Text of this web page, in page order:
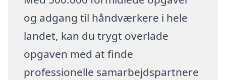
og adgang til håndværkere i hele
landet, kan du trygt overlade
opgaven med at finde
professionelle samarbejdspartnere